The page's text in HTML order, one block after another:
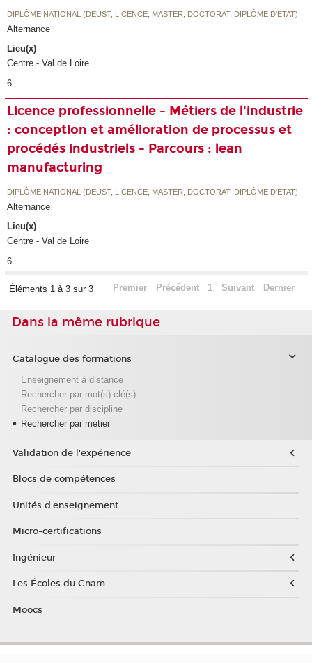
DIPLÔME NATIONAL (DEUST, LICENCE, MASTER, DOCTORAT, DIPLÔME D'ETAT)
Alternance
Lieu(x)
Centre - Val de Loire
6
Licence professionnelle - Métiers de l'industrie
: conception et amélioration de processus et
procédés industriels - Parcours : lean
manufacturing
DIPLÔME NATIONAL (DEUST, LICENCE, MASTER, DOCTORAT, DIPLÔME D'ETAT)
Alternance
Lieu(x)
Centre - Val de Loire
6
Éléments 1 à 3 sur 3 Premier Précédent 1 Suivant Dernier
Dans la même rubrique
Catalogue des formations
Enseignement à distance
Rechercher par mot(s) clé(s)
Rechercher par discipline
Rechercher par métier
Validation de l'expérience
Blocs de compétences
Unités d'enseignement
Micro-certifications
Ingénieur
Les Écoles du Cnam
Moocs